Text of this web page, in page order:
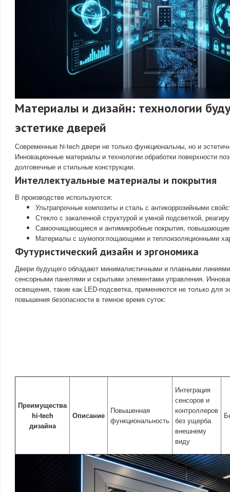
Материалы и дизайн: технологии
эстетике дверей
Современные hi-tech двери не только функциональны, но и
Инновационные материалы и технологии обработки поверхности
долговечные и стильные конструкции.
Интеллектуальные материалы и покрытия
В производстве используются:
Ультрапрочные композиты и сталь с антикоррозийными
Стекло с закаленной структурой и умной подсветкой,
Самоочищающиеся и антимикробные покрытия, повышающие
Материалы с шумопоглощающими и теплоизоляционными
Футуристический дизайн и эргономика
Двери будущего обладают минималистичными и плавными
сенсорными панелями и скрытыми элементами управления.
освещения, такие как LED-подсветка, применяются не только для
повышения безопасности в темное время суток:
Преимущества
hi-tech
дизайна
Описание
Повышенная
функциональность
Интеграция
сенсоров и
контроллеров
без ущерба
внешнему
виду